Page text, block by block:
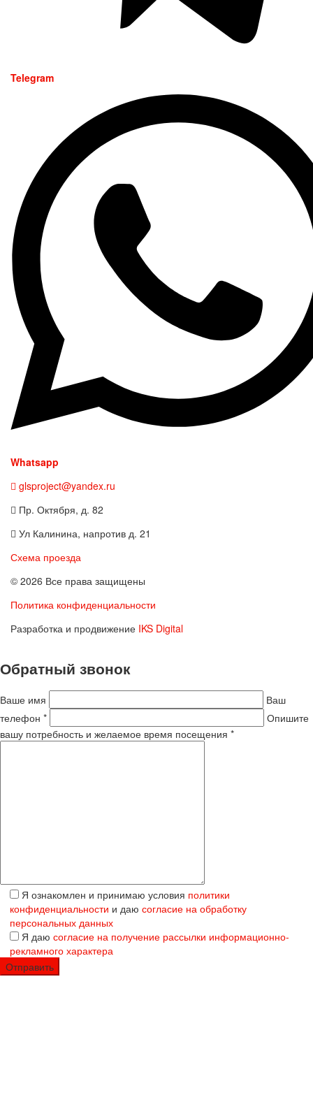
Telegram
Whatsapp
glsproject@yandex.ru
Пр. Октября, д. 82
Ул Калинина, напротив д. 21
Схема проезда
© 2026 Все права защищены
Политика конфиденциальности
Разработка и продвижение IKS Digital
Обратный звонок
Ваше имя
Ваш
телефон *
Опишите
вашу потребность и желаемое время посещения *
Я ознакомлен и принимаю условия политики
конфиденциальности и даю согласие на обработку
персональных данных
Я даю согласие на получение рассылки информационно-
рекламного характера